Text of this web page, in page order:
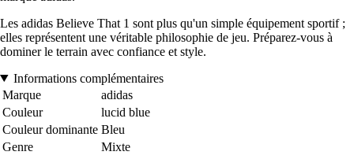
Les adidas Believe That 1 sont plus qu'un simple équipement sportif ;
elles représentent une véritable philosophie de jeu. Préparez-vous à
dominer le terrain avec confiance et style.
Informations complémentaires
Marque
adidas
Couleur
lucid blue
Couleur dominante Bleu
Genre
Mixte